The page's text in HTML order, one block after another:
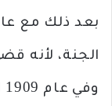
بعد ذلك ‏مع
الجنة، لأنه